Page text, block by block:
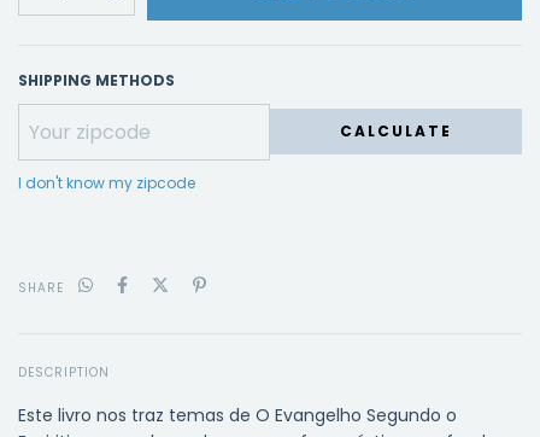
SHIPPING METHODS
CALCULATE
I don't know my zipcode
SHARE
DESCRIPTION
Este livro nos traz temas de O Evangelho Segundo o